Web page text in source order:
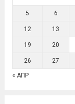
5 6
12 13
19 20
26 27
« АПР